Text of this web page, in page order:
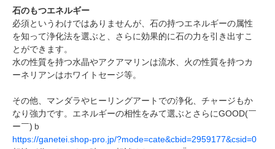
石のもつエネルギー
必須というわけではありませんが、石の持つエネルギーの属性
を知って浄化法を選ぶと、さらに効果的に石の力を引き出すこ
とができます。
水の性質を持つ水晶やアクアマリンは流水、火の性質を持つカ
ーネリアンはホワイトセージ等。
その他、マンダラやヒーリングアートでの浄化、チャージもか
なり強力です。エネルギーの相性をみて選ぶとさらにGOOD(￣
ー￣)ｂ
https://ganetei.shop-pro.jp/?mode=cate&cbid=2959177&csid=0